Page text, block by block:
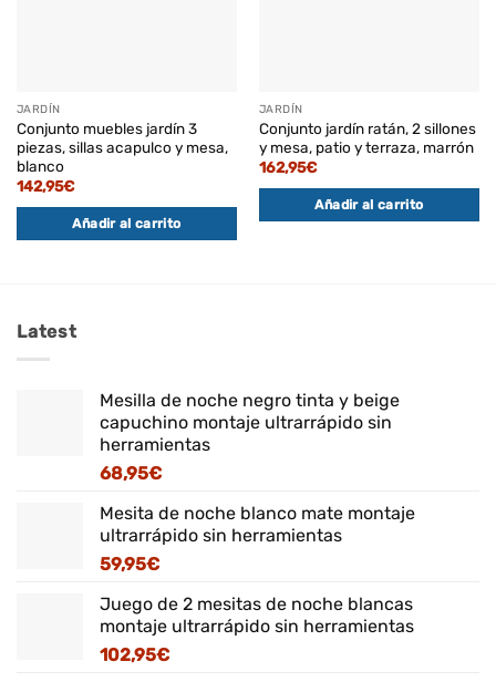
JARDÍN
Conjunto muebles jardín 3
piezas, sillas acapulco y mesa,
blanco
142,95€
Añadir al carrito
JARDÍN
Conjunto jardín ratán, 2 sillones
y mesa, patio y terraza, marrón
162,95€
Añadir al carrito
Latest
Mesilla de noche negro tinta y beige
capuchino montaje ultrarrápido sin
herramientas
68,95€
Mesita de noche blanco mate montaje
ultrarrápido sin herramientas
59,95€
Juego de 2 mesitas de noche blancas
montaje ultrarrápido sin herramientas
102,95€